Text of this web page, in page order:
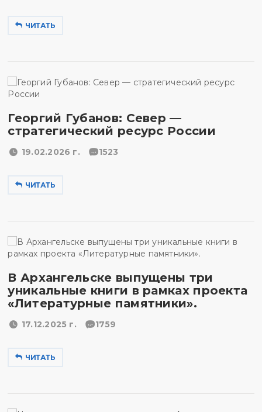
ЧИТАТЬ
Георгий Губанов: Север —
стратегический ресурс России
19.02.2026 г. 1523
ЧИТАТЬ
В Архангельске выпущены три
уникальные книги в рамках проекта
«Литературные памятники».
17.12.2025 г. 1759
ЧИТАТЬ